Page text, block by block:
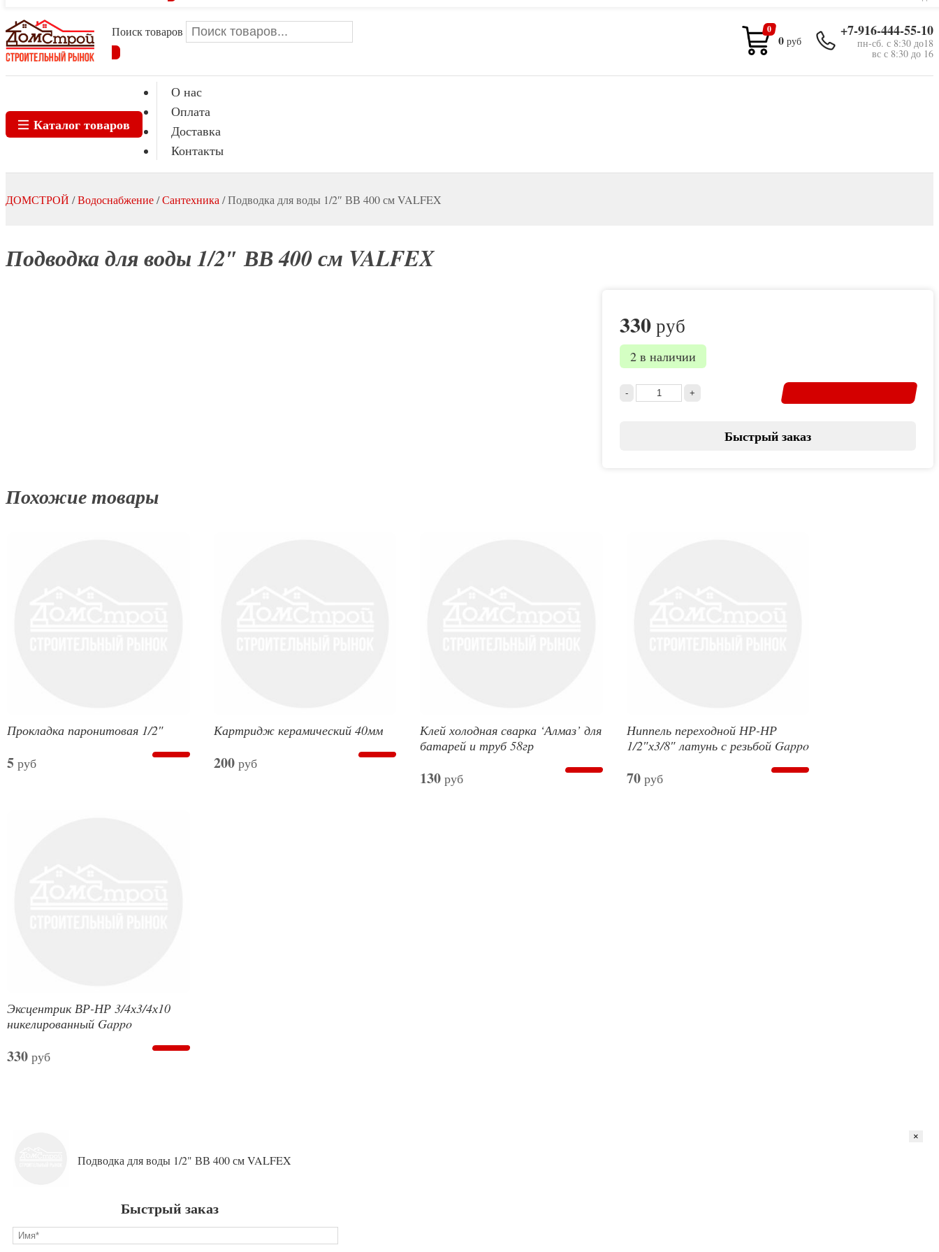
Поиск товаров 0
0 руб
+7-916-444-55-10
пн-сб. с 8:30 до18
вс с 8:30 до 16
Каталог товаров
О нас
Оплата
Доставка
Контакты
ДОМСТРОЙ /Водоснабжение/Сантехника /Подводка для воды 1/2″ ВВ 400 см VALFEX
Подводка для воды 1/2″ ВВ 400 см VALFEX
330руб
2 в наличии
Быстрый заказ
Похожие товары
Прокладка паронитовая 1/2″
5 руб
Картридж керамический 40мм
200руб
Клей холодная сварка ‘Алмаз’ для
батарей и труб 58гр
130 руб
Ниппель переходной НР-НР
1/2″х3/8″ латунь с резьбой Gappo
70руб
Эксцентрик ВР-НР 3/4х3/4х10
никелированный Gappo
330 руб
×
Подводка для воды 1/2" ВВ 400 см VALFEX
Быстрый заказ